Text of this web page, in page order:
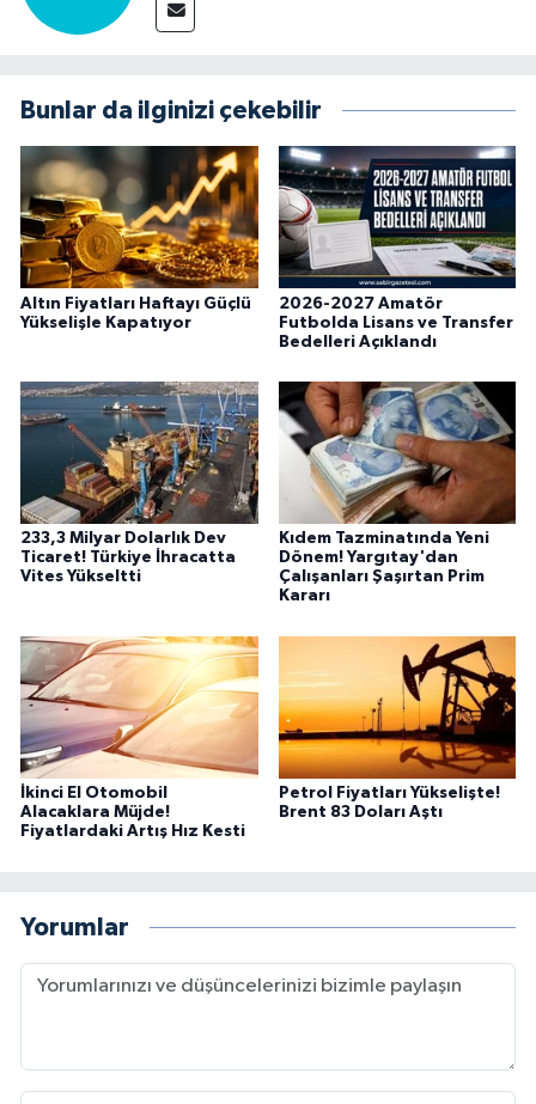
Bunlar da ilginizi çekebilir
Altın Fiyatları Haftayı Güçlü
Yükselişle Kapatıyor
2026-2027 Amatör
Futbolda Lisans ve Transfer
Bedelleri Açıklandı
233,3 Milyar Dolarlık Dev
Ticaret! Türkiye İhracatta
Vites Yükseltti
Kıdem Tazminatında Yeni
Dönem! Yargıtay'dan
Çalışanları Şaşırtan Prim
Kararı
İkinci El Otomobil
Alacaklara Müjde!
Fiyatlardaki Artış Hız Kesti
Petrol Fiyatları Yükselişte!
Brent 83 Doları Aştı
Yorumlar